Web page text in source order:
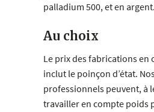
palladium 500, et en argent.
Au choix
Le prix des fabrications en
inclut le poinçon d’état.
professionnels peuvent, à
travailler en compte poids